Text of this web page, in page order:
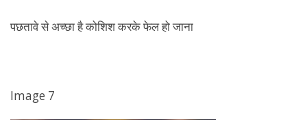
पछतावे से अच्छा है कोशिश करके फेल हो जाना
Image 7